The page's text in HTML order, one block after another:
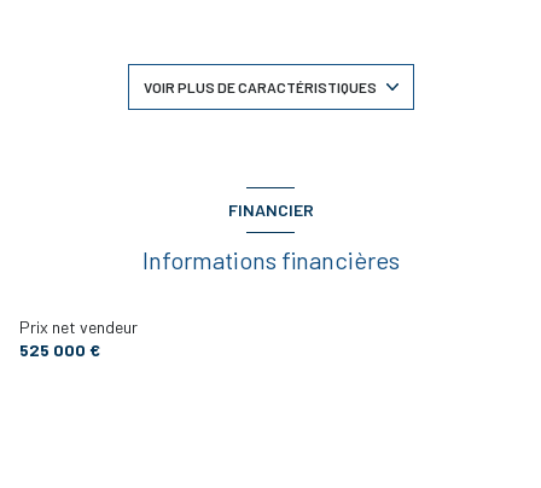
vue sur terrasse et piscine
VOIR PLUS DE CARACTÉRISTIQUES
FINANCIER
Informations financières
Prix net vendeur
525 000 €